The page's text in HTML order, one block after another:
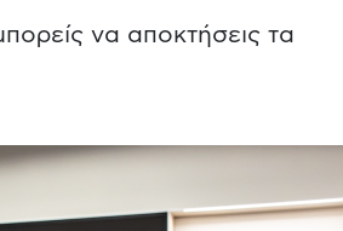
να αποκτήσεις τα